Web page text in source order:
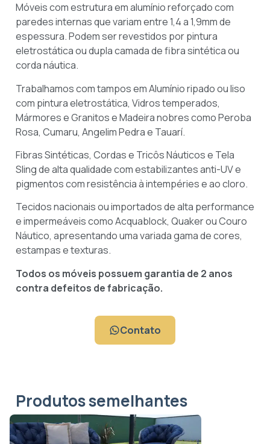
Móveis com estrutura em alumínio reforçado com
paredes internas que variam entre 1,4 a 1,9mm de
espessura. Podem ser revestidos por pintura
eletrostática ou dupla camada de fibra sintética ou
corda náutica.
Trabalhamos com tampos em Alumínio ripado ou liso
com pintura eletrostática, Vidros temperados,
Mármores e Granitos e Madeira nobres como Peroba
Rosa, Cumaru, Angelim Pedra e Tauarí.
Fibras Sintéticas, Cordas e Tricôs Náuticos e Tela
Sling de alta qualidade com estabilizantes anti-UV e
pigmentos com resistência à intempéries e ao cloro.
Tecidos nacionais ou importados de alta performance
e impermeáveis como Acquablock, Quaker ou Couro
Náutico, apresentando uma variada gama de cores,
estampas e texturas.
Todos os móveis possuem garantia de 2 anos
contra defeitos de fabricação.
Contato
Produtos semelhantes